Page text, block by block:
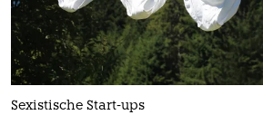
Sexistische Start-ups